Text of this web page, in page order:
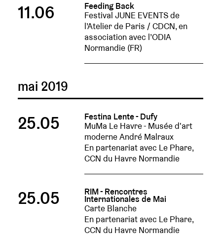
11.06
Feeding Back
Festival JUNE EVENTS de
l’Atelier de Paris / CDCN, en
association avec l’ODIA
Normandie (FR)
mai 2019
25.05
Festina Lente - Dufy
MuMa Le Havre - Musée d'art
moderne André Malraux
En partenariat avec Le Phare,
CCN du Havre Normandie
25.05 RIM - Rencontres
Internationales de Mai
Carte Blanche
En partenariat avec Le Phare,
CCN du Havre Normandie